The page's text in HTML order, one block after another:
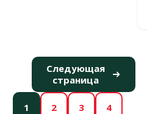
1 2 3 4
Следующая
страница